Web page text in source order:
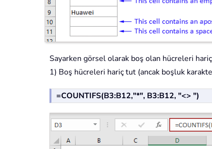
Sayarken görsel olarak boş olan hücreleri
1) Boş hücreleri hariç tut (ancak boşluk
=COUNTIFS(B3:B12,"*", B3:B12, "<> ")